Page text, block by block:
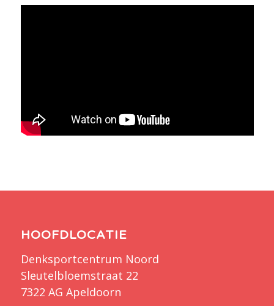
HOOFDLOCATIE
Denksportcentrum Noord
Sleutelbloemstraat 22
7322 AG Apeldoorn